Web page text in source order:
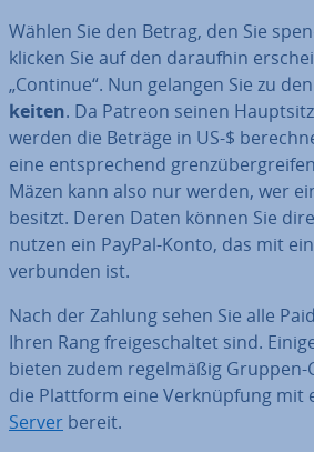
Wählen Sie den Betrag, den Sie
klicken Sie auf den daraufhin
„Continue“. Nun gelangen Sie zu den
kei­ten. Da Patreon seinen
werden die Beträge in US-$
eine ent­spre­chend
Mäzen kann also nur werden, wer
besitzt. Deren Daten können Sie
nutzen ein PayPal-Konto, das mit
verbunden ist.
Nach der Zahlung sehen Sie alle
Ihren Rang frei­ge­schal­tet sind.
bieten zudem re­gel­mä­ßig
die Plattform eine Ver­knüp­fung mit
Server bereit.